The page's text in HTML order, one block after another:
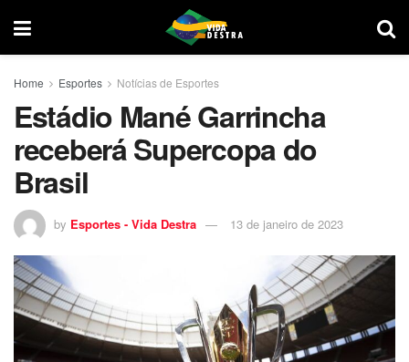
Home Esportes Notícias de Esportes
Estádio Mané Garrincha
receberá Supercopa do
Brasil
by Esportes - Vida Destra 13 de janeiro de 2023